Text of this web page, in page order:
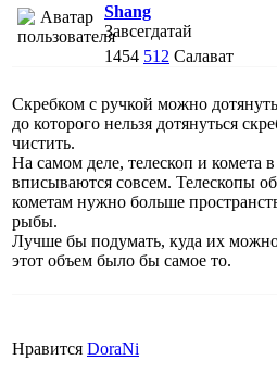
Shang
Завсегдатай
1454 512 Салават
Скребком с ручкой можно
до которого нельзя дотянуться
чистить.
На самом деле, телескоп и комета
вписываются совсем. Телескопы
кометам нужно больше
рыбы.
Лучше бы подумать, куда их
этот объем было бы самое то.
Нравится DoraNi